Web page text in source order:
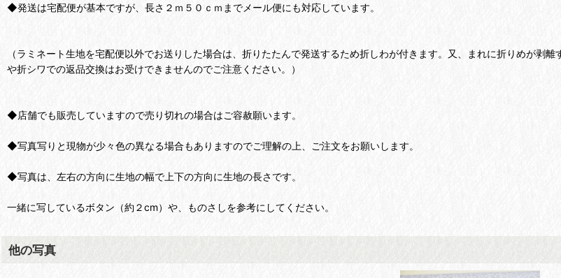
◆発送は宅配便が基本ですが、長さ２ｍ５０ｃｍまでメール便にも対応しています。
（ラミネート生地を宅配便以外でお送りした場合は、折りたたんで発送するため折しわが付きます。又、まれに折りめが剥
や折シワでの返品交換はお受けできませんのでご注意ください。）
◆店舗でも販売していますので売り切れの場合はご容赦願います。
◆写真写りと現物が少々色の異なる場合もありますのでご理解の上、ご注文をお願いします。
◆写真は、左右の方向に生地の幅で上下の方向に生地の長さです。
一緒に写しているボタン（約２cm）や、ものさしを参考にしてください。
他の写真